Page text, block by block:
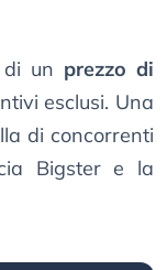
un prezzo di
esclusi. Una
di concorrenti
Bigster e la